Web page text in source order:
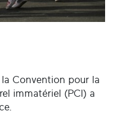
Convention pour la
immatériel (PCI) a